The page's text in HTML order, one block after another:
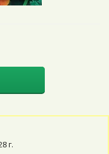
г.